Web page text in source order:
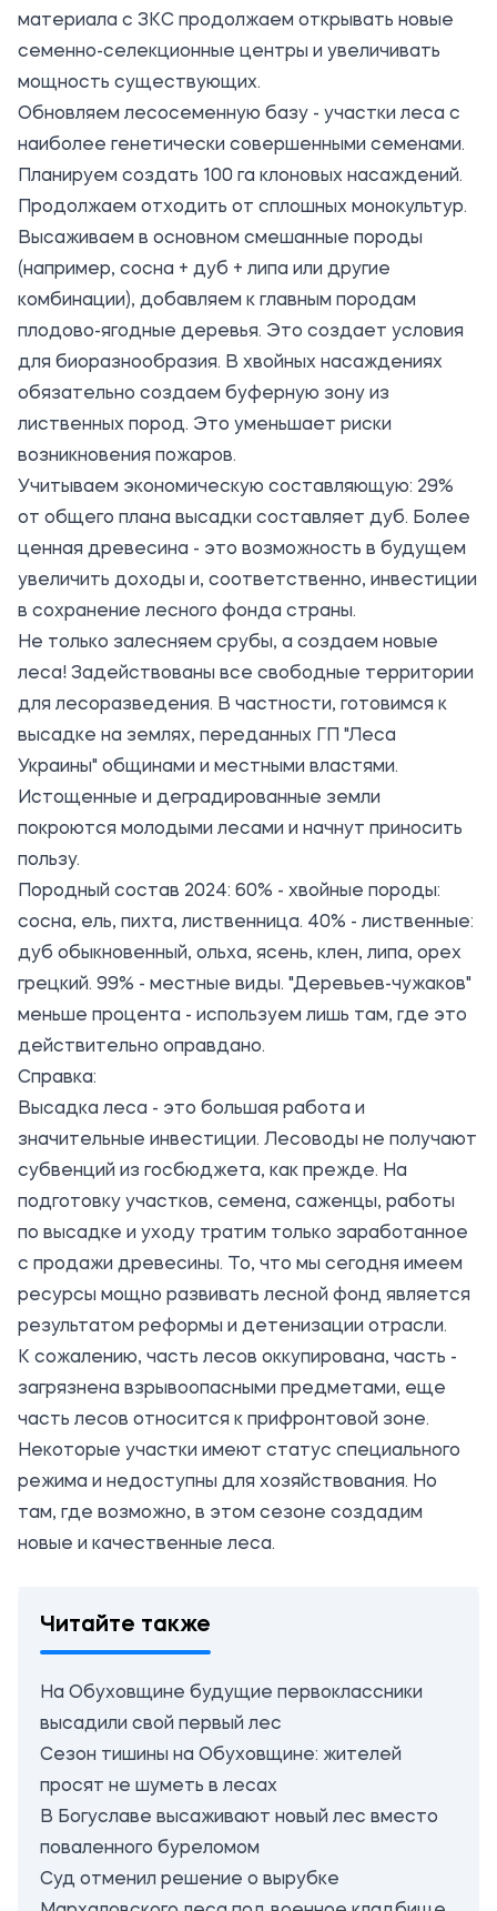
материала с ЗКС продолжаем открывать новые
семенно-селекционные центры и увеличивать
мощность существующих.
Обновляем лесосеменную базу - участки леса с
наиболее генетически совершенными семенами.
Планируем создать 100 га клоновых насаждений.
Продолжаем отходить от сплошных монокультур.
Высаживаем в основном смешанные породы
(например, сосна + дуб + липа или другие
комбинации), добавляем к главным породам
плодово-ягодные деревья. Это создает условия
для биоразнообразия. В хвойных насаждениях
обязательно создаем буферную зону из
лиственных пород. Это уменьшает риски
возникновения пожаров.
Учитываем экономическую составляющую: 29%
от общего плана высадки составляет дуб. Более
ценная древесина - это возможность в будущем
увеличить доходы и, соответственно, инвестиции
в сохранение лесного фонда страны.
Не только залесняем срубы, а создаем новые
леса! Задействованы все свободные территории
для лесоразведения. В частности, готовимся к
высадке на землях, переданных ГП "Леса
Украины" общинами и местными властями.
Истощенные и деградированные земли
покроются молодыми лесами и начнут приносить
пользу.
Породный состав 2024: 60% - хвойные породы:
сосна, ель, пихта, лиственница. 40% - лиственные:
дуб обыкновенный, ольха, ясень, клен, липа, орех
грецкий. 99% - местные виды. "Деревьев-чужаков"
меньше процента - используем лишь там, где это
действительно оправдано.
Справка:
Высадка леса - это большая работа и
значительные инвестиции. Лесоводы не получают
субвенций из госбюджета, как прежде. На
подготовку участков, семена, саженцы, работы
по высадке и уходу тратим только заработанное
с продажи древесины. То, что мы сегодня имеем
ресурсы мощно развивать лесной фонд является
результатом реформы и детенизации отрасли.
К сожалению, часть лесов оккупирована, часть -
загрязнена взрывоопасными предметами, еще
часть лесов относится к прифронтовой зоне.
Некоторые участки имеют статус специального
режима и недоступны для хозяйствования. Но
там, где возможно, в этом сезоне создадим
новые и качественные леса.
Читайте также
На Обуховщине будущие первоклассники
высадили свой первый лес
Сезон тишины на Обуховщине: жителей
просят не шуметь в лесах
В Богуславе высаживают новый лес вместо
поваленного буреломом
Суд отменил решение о вырубке